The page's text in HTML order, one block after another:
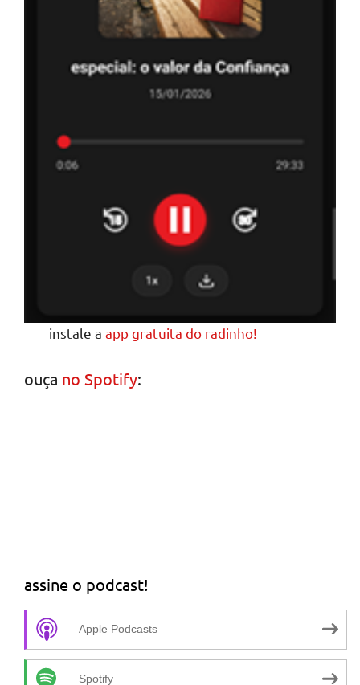
instale aapp gratuita do radinho!
ouça no Spotify:
assine o podcast!
Apple Podcasts
Spotify